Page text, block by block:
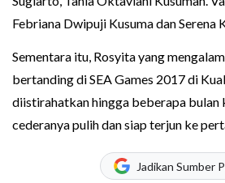
Febriana Dwipuji Kusuma dan Serena
Sementara itu, Rosyita yang
bertanding di SEA Games 2017 di
diistirahatkan hingga beberapa bulan
cederanya pulih dan siap terjun ke
Jadikan Sumber